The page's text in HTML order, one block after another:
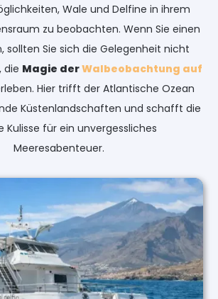
Wale und Delfine in ihrem
zu beobachten. Wenn Sie einen
sollten Sie sich die Gelegenheit nicht
die Magie derWalbeobachtung auf
Hier trifft der Atlantische Ozean
Küstenlandschaften und schafft die
Kulisse für ein unvergessliches
Meeresabenteuer.